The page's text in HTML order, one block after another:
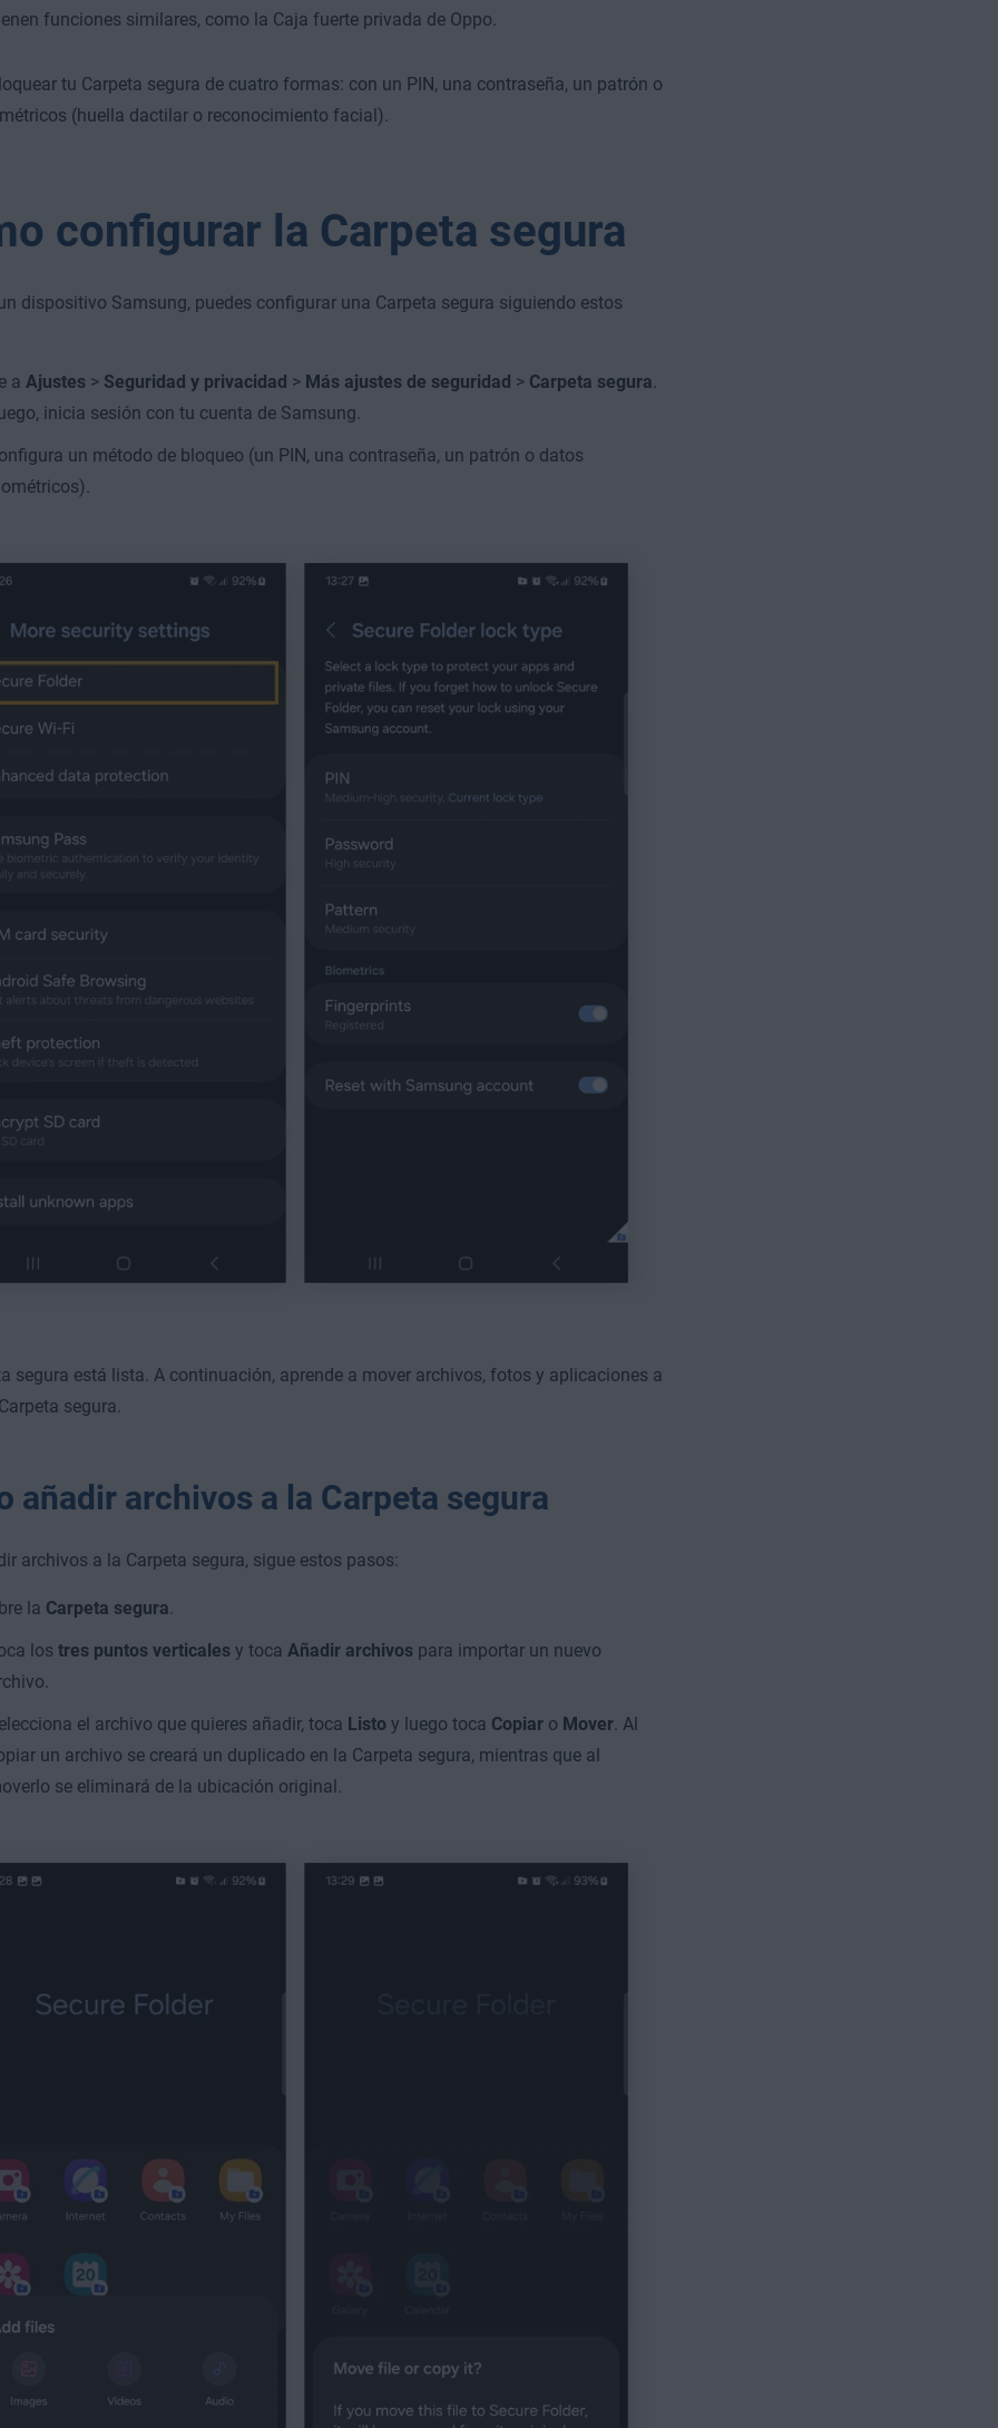
funciones similares, como la Caja fuerte privada de Oppo.
tu Carpeta segura de cuatro formas: con un PIN, una contraseña, un patrón o
(huella dactilar o reconocimiento facial).
configurar la Carpeta segura
dispositivo Samsung, puedes configurar una Carpeta segura siguiendo estos
a Ajustes> Seguridad y privacidad > Más ajustes de seguridad > Carpeta segura.
inicia sesión con tu cuenta de Samsung.
un método de bloqueo (un PIN, una contraseña, un patrón o datos
segura está lista. A continuación, aprende a mover archivos, fotos y aplicaciones a
segura.
añadir archivos a la Carpeta segura
archivos a la Carpeta segura, sigue estos pasos:
la Carpeta segura.
los tres puntos verticalesy toca Añadir archivospara importar un nuevo
el archivo que quieres añadir, toca Listoy luego toca Copiaro Mover. Al
un archivo se creará un duplicado en la Carpeta segura, mientras que al
se eliminará de la ubicación original.